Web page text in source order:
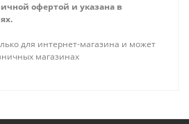
офертой и указана в
для интернет-магазина и может
магазинах